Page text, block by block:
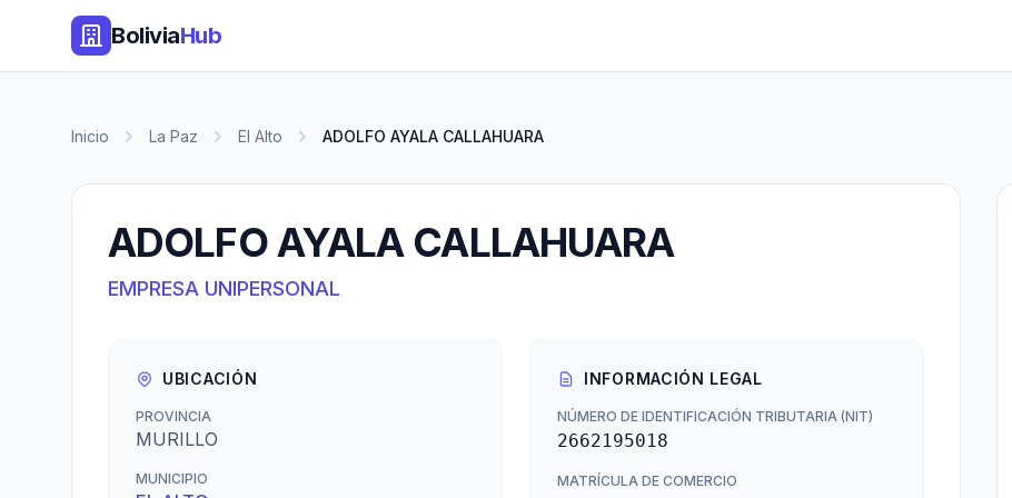
BoliviaHub
Inicio La Paz El Alto ADOLFO AYALA CALLAHUARA
ADOLFO AYALA CALLAHUARA
EMPRESA UNIPERSONAL
UBICACIÓN
PROVINCIA
MURILLO
MUNICIPIO
INFORMACIÓN LEGAL
NÚMERO DE IDENTIFICACIÓN TRIBUTARIA (NIT)
2662195018
MATRÍCULA DE COMERCIO